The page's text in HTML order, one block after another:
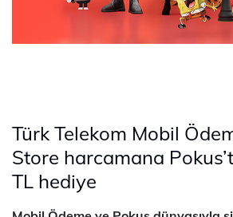
Türk Telekom Mobil
Store harcamana
TL hediye